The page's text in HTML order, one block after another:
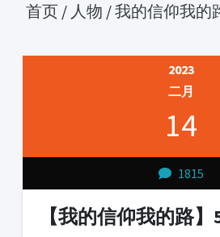
首页 / 人物 /我的信仰我的
2023
二月
14
1815
【我的信仰我的路